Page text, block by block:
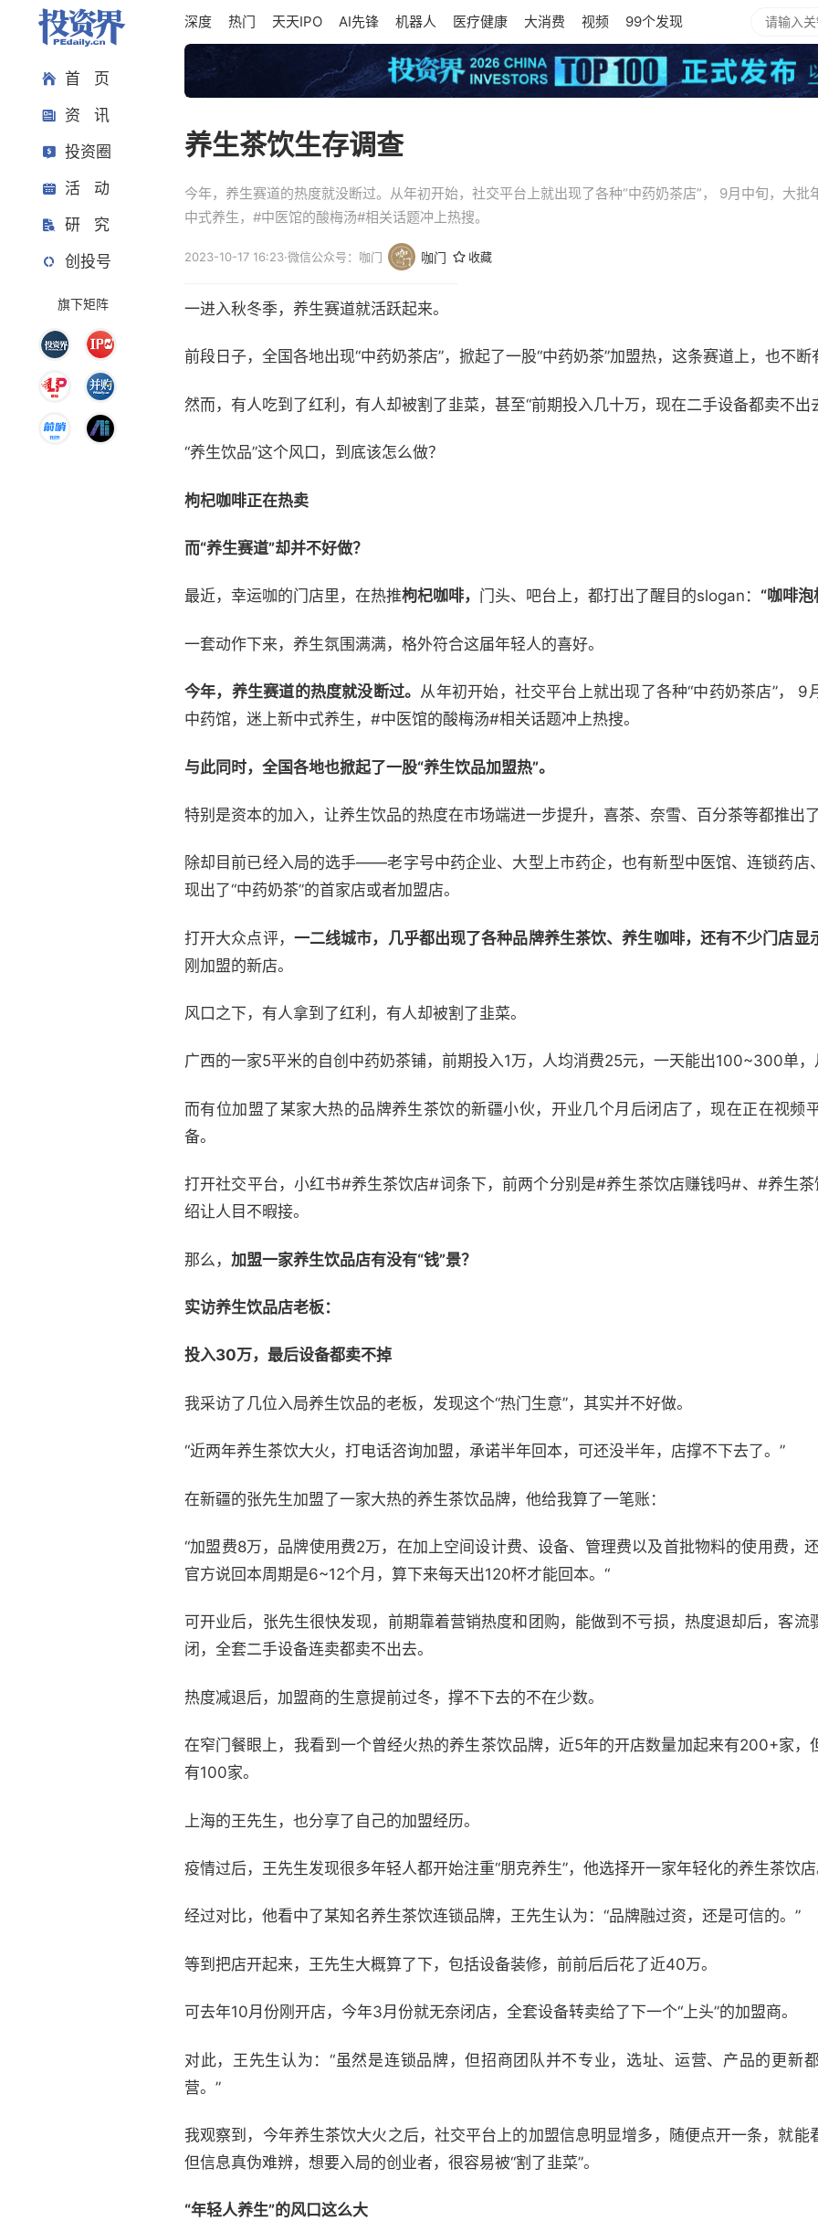
首 页
资 讯
投资圈
活 动
研 究
创投号
旗下矩阵
深度 热门 天天IPO AI先锋 机器人 医疗健康 大消费 视频 99个发现
养生茶饮生存调查
今年，养生赛道的热度就没断过。从年初开始，社交平台上就出现了各种“中药奶茶店”， 9月中旬，大批
中式养生，#中医馆的酸梅汤#相关话题冲上热搜。
2023-10-17 16:23·微信公众号：咖门 咖门 收藏
一进入秋冬季，养生赛道就活跃起来。
前段日子，全国各地出现“中药奶茶店”，掀起了一股“中药奶茶”加盟热，这条赛道上，也不断
然而，有人吃到了红利，有人却被割了韭菜，甚至“前期投入几十万，现在二手设备都卖不出去
“养生饮品”这个风口，到底该怎么做？
枸杞咖啡正在热卖
而“养生赛道”却并不好做？
最近，幸运咖的门店里，在热推枸杞咖啡， 门头、吧台上，都打出了醒目的slogan： “咖啡泡
一套动作下来，养生氛围满满，格外符合这届年轻人的喜好。
今年，养生赛道的热度就没断过。 从年初开始，社交平台上就出现了各种“中药奶茶店”， 9
中药馆，迷上新中式养生，#中医馆的酸梅汤#相关话题冲上热搜。
与此同时，全国各地也掀起了一股“养生饮品加盟热”。
特别是资本的加入，让养生饮品的热度在市场端进一步提升，喜茶、奈雪、百分茶等都推出
除却目前已经入局的选手——老字号中药企业、大型上市药企，也有新型中医馆、连锁药店
现出了“中药奶茶”的首家店或者加盟店。
打开大众点评， 一二线城市，几乎都出现了各种品牌养生茶饮、养生咖啡，还有不少门店显
刚加盟的新店。
风口之下，有人拿到了红利，有人却被割了韭菜。
广西的一家5平米的自创中药奶茶铺，前期投入1万，人均消费25元，一天能出100~300单，
而有位加盟了某家大热的品牌养生茶饮的新疆小伙，开业几个月后闭店了，现在正在视频
备。
打开社交平台，小红书#养生茶饮店#词条下，前两个分别是#养生茶饮店赚钱吗#、#养生
绍让人目不暇接。
那么， 加盟一家养生饮品店有没有“钱”景？
实访养生饮品店老板：
投入30万，最后设备都卖不掉
我采访了几位入局养生饮品的老板，发现这个“热门生意”，其实并不好做。
“近两年养生茶饮大火，打电话咨询加盟，承诺半年回本，可还没半年，店撑不下去了。”
在新疆的张先生加盟了一家大热的养生茶饮品牌，他给我算了一笔账：
“加盟费8万，品牌使用费2万，在加上空间设计费、设备、管理费以及首批物料的使用费，
官方说回本周期是6~12个月，算下来每天出120杯才能回本。“
可开业后，张先生很快发现，前期靠着营销热度和团购，能做到不亏损，热度退却后，客流
闭，全套二手设备连卖都卖不出去。
热度减退后，加盟商的生意提前过冬，撑不下去的不在少数。
在窄门餐眼上，我看到一个曾经火热的养生茶饮品牌，近5年的开店数量加起来有200+家，
有100家。
上海的王先生，也分享了自己的加盟经历。
疫情过后，王先生发现很多年轻人都开始注重“朋克养生”，他选择开一家年轻化的养生茶饮店
经过对比，他看中了某知名养生茶饮连锁品牌，王先生认为：“品牌融过资，还是可信的。”
等到把店开起来，王先生大概算了下，包括设备装修，前前后后花了近40万。
可去年10月份刚开店，今年3月份就无奈闭店，全套设备转卖给了下一个“上头”的加盟商。
对此，王先生认为：“虽然是连锁品牌，但招商团队并不专业，选址、运营、产品的更新
营。”
我观察到，今年养生茶饮大火之后，社交平台上的加盟信息明显增多，随便点开一条，就能
但信息真伪难辨，想要入局的创业者，很容易被“割了韭菜”。
“年轻人养生”的风口这么大